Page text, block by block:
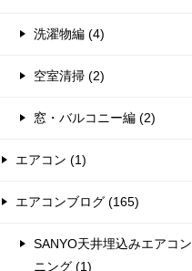
洗濯物編 (4)
空室清掃 (2)
窓・バルコニー編 (2)
エアコン (1)
エアコンブログ (165)
SANYO天井埋込みエアコ
ニング (1)